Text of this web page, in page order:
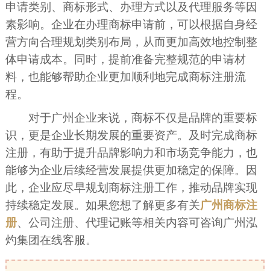
申请类别、商标形式、办理方式以及代理服务等因
素影响。企业在办理商标申请前，可以根据自身经
营方向合理规划类别布局，从而更加高效地控制整
体申请成本。同时，提前准备完整规范的申请材
料，也能够帮助企业更加顺利地完成商标注册流
程。
对于广州企业来说，商标不仅是品牌的重要标
识，更是企业长期发展的重要资产。及时完成商标
注册，有助于提升品牌影响力和市场竞争能力，也
能够为企业后续经营发展提供更加稳定的保障。因
此，企业应尽早规划商标注册工作，推动品牌实现
持续稳定发展。如果您想了解更多有关广州商标注
册、公司注册、代理记账等相关内容可咨询广州泓
灼集团在线客服。